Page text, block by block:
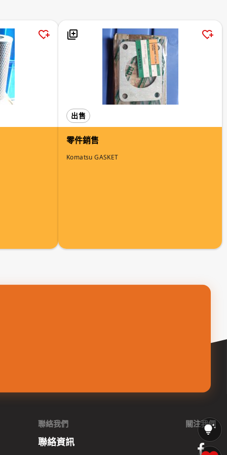
出售
零件銷售
Komatsu GASKET
聯絡我們
聯絡資訊
關注我們